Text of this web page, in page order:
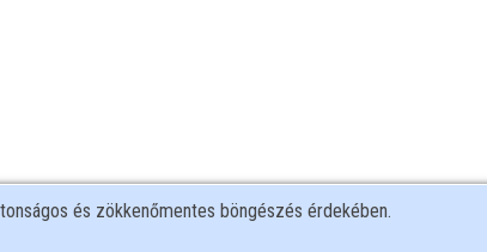
és zökkenőmentes böngészés érdekében.